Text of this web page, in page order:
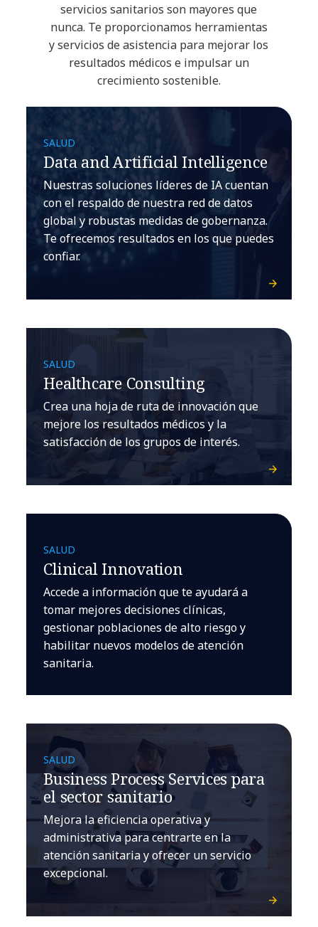
servicios sanitarios son mayores que
nunca. Te proporcionamos herramientas
y servicios de asistencia para mejorar los
resultados médicos e impulsar un
crecimiento sostenible.
SALUD
Data and Artificial Intelligence
Nuestras soluciones líderes de IA cuentan
con el respaldo de nuestra red de datos
global y robustas medidas de gobernanza.
Te ofrecemos resultados en los que puedes
confiar.
SALUD
Healthcare Consulting
Crea una hoja de ruta de innovación que
mejore los resultados médicos y la
satisfacción de los grupos de interés.
SALUD
Clinical Innovation
Accede a información que te ayudará a
tomar mejores decisiones clínicas,
gestionar poblaciones de alto riesgo y
habilitar nuevos modelos de atención
sanitaria.
SALUD
Business Process Services para
el sector sanitario
Mejora la eficiencia operativa y
administrativa para centrarte en la
atención sanitaria y ofrecer un servicio
excepcional.